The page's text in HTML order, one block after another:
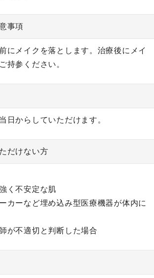
事項
にメイクを落とします。治療後にメイ
持参ください。
日からしていただけます。
だけない方
く不安定な肌
カーなど埋め込み型医療機器が体内に
が不適切と判断した場合